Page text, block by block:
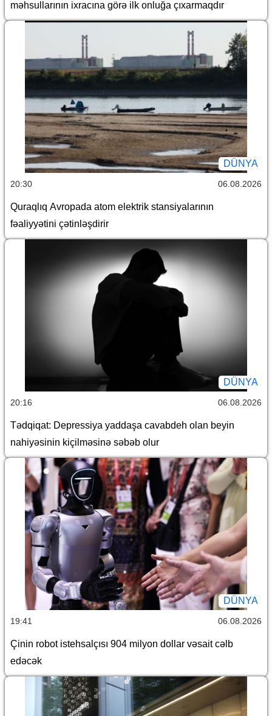
məhsullarının ixracına görə ilk onluğa çıxarmaqdır
DÜNYA
20:30 06.08.2026
Quraqlıq Avropada atom elektrik stansiyalarının
fəaliyyətini çətinləşdirir
DÜNYA
20:16 06.08.2026
Tədqiqat: Depressiya yaddaşa cavabdeh olan beyin
nahiyəsinin kiçilməsinə səbəb olur
DÜNYA
19:41 06.08.2026
Çinin robot istehsalçısı 904 milyon dollar vəsait cəlb
edəcək